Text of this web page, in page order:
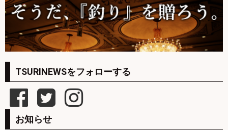
TSURINEWSをフォローする
お知らせ